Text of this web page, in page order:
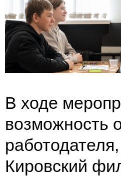
В ходе
возможность
Кировский